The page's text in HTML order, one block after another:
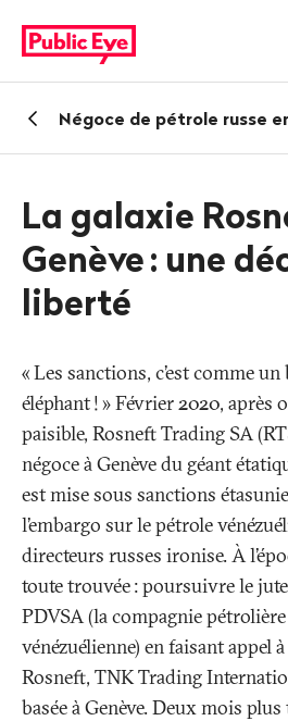
sur
publiceye.ch
rapide
RetourNégoce de pétrole russe en
La galaxie
Genève: une
liberté
«Les sanctions, c’est comme
éléphant!» Février 2020, après
paisible, Rosneft Trading SA
négoce à Genève du géant
est mise sous sanctions
l’embargo sur le pétrole
directeurs russes ironise. À
toute trouvée: poursuivre le
PDVSA (la compagnie
vénézuélienne) en faisant appel
Rosneft, TNK Trading
basée à Genève. Deux mois